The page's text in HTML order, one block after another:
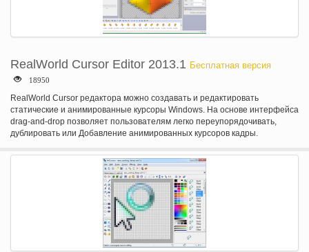
RealWorld Cursor Editor 2013.1 Бесплатная версия
18950
RealWorld Cursor редактора можно создавать и редактировать
статические и анимированные курсоры Windows. На основе интерфейса
drag-and-drop позволяет пользователям легко переупорядочивать,
дублировать или Добавление анимированных курсоров кадры.
инструменты, такие как линии, кривые, прямоугольники или эллипсы.
Приложение содержит несколько предопределенных фильтров,
охватывающих коррекции цвета, резкость, смягчение, размытие
движения и другие эффекты.